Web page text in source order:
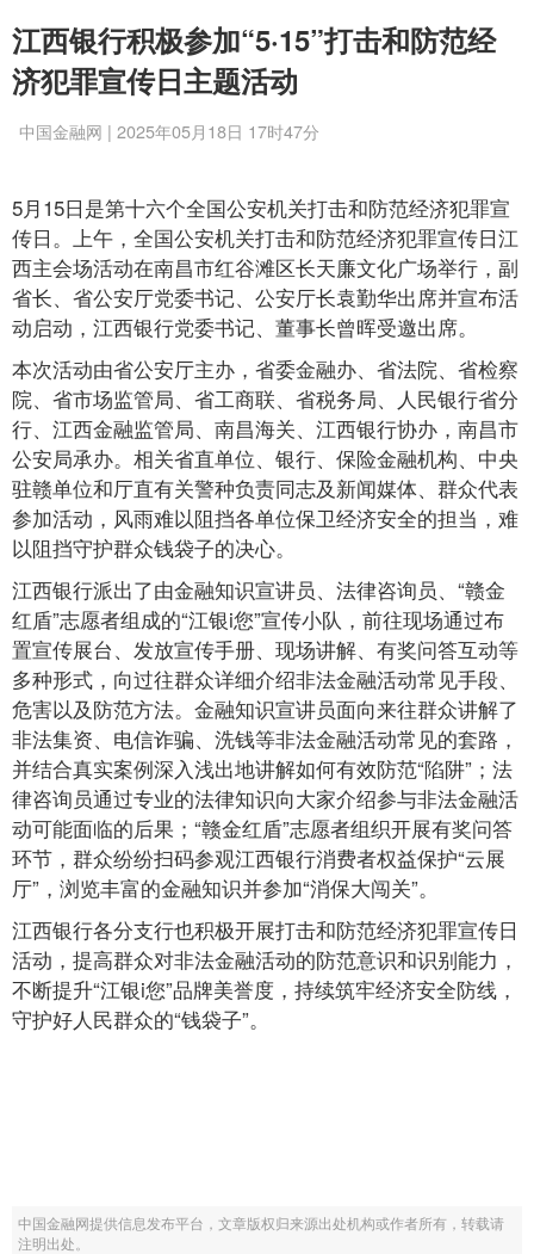
江西银行积极参加“5·15”打击和防范经
济犯罪宣传日主题活动
中国金融网 | 2025年05月18日 17时47分
5月15日是第十六个全国公安机关打击和防范经济犯罪宣
传日。上午，全国公安机关打击和防范经济犯罪宣传日江
西主会场活动在南昌市红谷滩区长天廉文化广场举行，副
省长、省公安厅党委书记、公安厅长袁勤华出席并宣布活
动启动，江西银行党委书记、董事长曾晖受邀出席。
本次活动由省公安厅主办，省委金融办、省法院、省检察
院、省市场监管局、省工商联、省税务局、人民银行省分
行、江西金融监管局、南昌海关、江西银行协办，南昌市
公安局承办。相关省直单位、银行、保险金融机构、中央
驻赣单位和厅直有关警种负责同志及新闻媒体、群众代表
参加活动，风雨难以阻挡各单位保卫经济安全的担当，难
以阻挡守护群众钱袋子的决心。
江西银行派出了由金融知识宣讲员、法律咨询员、“赣金
红盾”志愿者组成的“江银i您”宣传小队，前往现场通过布
置宣传展台、发放宣传手册、现场讲解、有奖问答互动等
多种形式，向过往群众详细介绍非法金融活动常见手段、
危害以及防范方法。金融知识宣讲员面向来往群众讲解了
非法集资、电信诈骗、洗钱等非法金融活动常见的套路，
并结合真实案例深入浅出地讲解如何有效防范“陷阱”；法
律咨询员通过专业的法律知识向大家介绍参与非法金融活
动可能面临的后果；“赣金红盾”志愿者组织开展有奖问答
环节，群众纷纷扫码参观江西银行消费者权益保护“云展
厅”，浏览丰富的金融知识并参加“消保大闯关”。
江西银行各分支行也积极开展打击和防范经济犯罪宣传日
活动，提高群众对非法金融活动的防范意识和识别能力，
不断提升“江银i您”品牌美誉度，持续筑牢经济安全防线，
守护好人民群众的“钱袋子”。
中国金融网提供信息发布平台，文章版权归来源出处机构或作者所有，转载请
注明出处。